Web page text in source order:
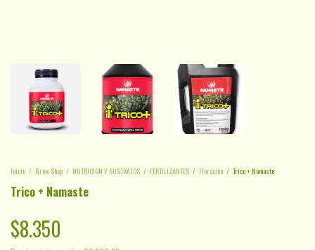
Inicio / Grow Shop / NUTRICION Y SUSTRATOS / FERTILIZANTES / Floración / Trico + Namaste
Trico + Namaste
$8.350